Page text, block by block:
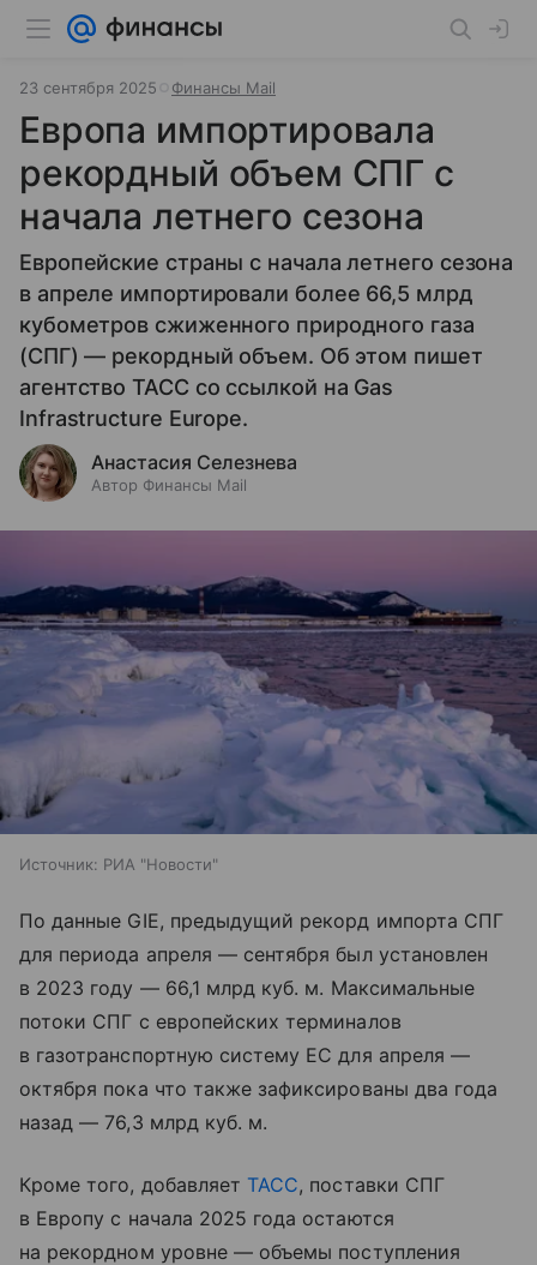
23 сентября 2025 Финансы Mail
Европа импортировала
рекордный объем СПГ с
начала летнего сезона
Европейские страны с начала летнего сезона
в апреле импортировали более 66,5 млрд
кубометров сжиженного природного газа
(СПГ) — рекордный объем. Об этом пишет
агентство ТАСС со ссылкой на Gas
Infrastructure Europe.
Анастасия Селезнева
Автор Финансы Mail
Источник: РИА "Новости"
По данные GIE, предыдущий рекорд импорта СПГ
для периода апреля — сентября был установлен
в 2023 году — 66,1 млрд куб. м. Максимальные
потоки СПГ с европейских терминалов
в газотранспортную систему ЕС для апреля —
октября пока что также зафиксированы два года
назад — 76,3 млрд куб. м.
Кроме того, добавляет ТАСС, поставки СПГ
в Европу с начала 2025 года остаются
на рекордном уровне — объемы поступления